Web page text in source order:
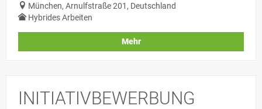
München, Arnulfstraße 201, Deutschland
Hybrides Arbeiten
Mehr
INITIATIVBEWERBUNG